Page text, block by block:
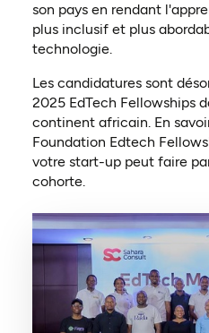
son pays en rendant
plus inclusif et plus
technologie.
Les candidatures sont
2025 EdTech Fellowships
continent africain. En
Foundation Edtech
votre start-up peut faire
cohorte.